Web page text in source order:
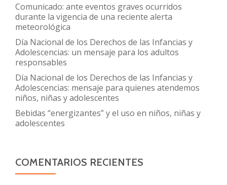
Comunicado: ante eventos graves ocurridos
durante la vigencia de una reciente alerta
meteorológica
Día Nacional de los Derechos de las Infancias y
Adolescencias: un mensaje para los adultos
responsables
Día Nacional de los Derechos de las Infancias y
Adolescencias: mensaje para quienes atendemos
niños, niñas y adolescentes
Bebidas “energizantes” y el uso en niños, niñas y
adolescentes
COMENTARIOS RECIENTES